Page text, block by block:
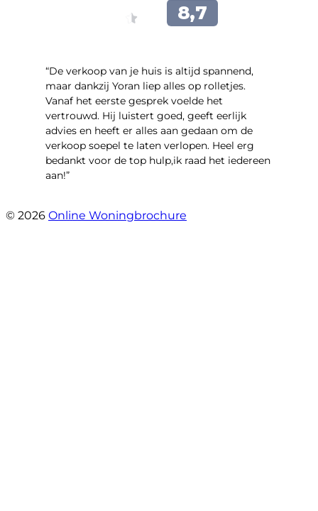
“​De verkoop van je huis is altijd spannend,
maar dankzij Yoran liep alles op rolletjes.
Vanaf het eerste gesprek voelde het
vertrouwd. Hij luistert goed, geeft eerlijk
advies en heeft er alles aan gedaan om de
verkoop soepel te laten verlopen. Heel erg
bedankt voor de top hulp,ik raad het iedereen
aan!”
© 2026 Online Woningbrochure